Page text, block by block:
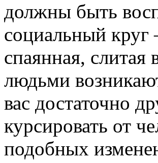
должны быть
социальный круг
спаянная,
людьми
вас достаточно
курсировать от
подобных